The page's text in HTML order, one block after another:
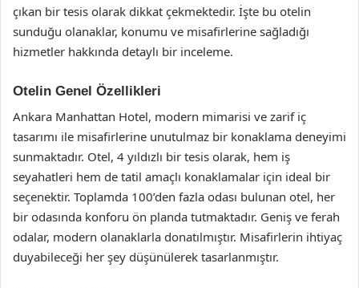
çıkan bir tesis olarak dikkat çekmektedir. İşte bu otelin
sunduğu olanaklar, konumu ve misafirlerine sağladığı
hizmetler hakkında detaylı bir inceleme.
Otelin Genel Özellikleri
Ankara Manhattan Hotel, modern mimarisi ve zarif iç
tasarımı ile misafirlerine unutulmaz bir konaklama deneyimi
sunmaktadır. Otel, 4 yıldızlı bir tesis olarak, hem iş
seyahatleri hem de tatil amaçlı konaklamalar için ideal bir
seçenektir. Toplamda 100’den fazla odası bulunan otel, her
bir odasında konforu ön planda tutmaktadır. Geniş ve ferah
odalar, modern olanaklarla donatılmıştır. Misafirlerin ihtiyaç
duyabileceği her şey düşünülerek tasarlanmıştır.